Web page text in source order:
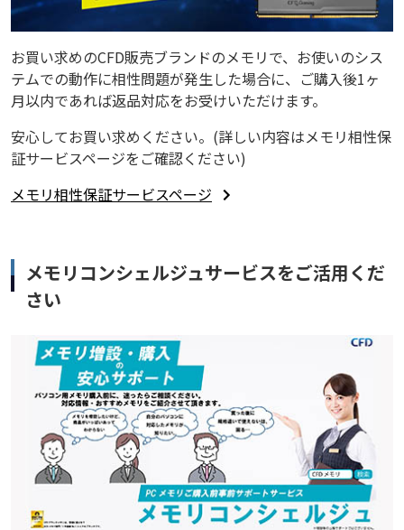
お買い求めのCFD販売ブランドのメモリで、お使いのシス
テムでの動作に相性問題が発生した場合に、ご購入後1ヶ
月以内であれば返品対応をお受けいただけます。
安心してお買い求めください。(詳しい内容はメモリ相性保
証サービスページをご確認ください)
メモリ相性保証サービスページ
メモリコンシェルジュサービスをご活用くだ
さい